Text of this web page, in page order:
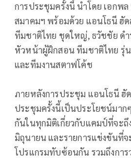
การประชุมครั้งนี้ นำโดย เอกพล
สมาคมฯ พร้อมด้วย แอนโธนี ฮั
ทีมชาติไทย ชุดใหญ่, ธวัชชัย ดำ
หัวหน้าผู้ฝึกสอน ทีมชาติไทย รุ่น
และทีมงานสตาฟโค้ช
ภายหลังการประชุม แอนโธนี ฮั
ประชุมครั้งนี้เป็นประโยชน์มาก
กันในทุกมิติเกี่ยวกับแคมป์ที่จะ
มิถุนายน และรายการแข่งขันที่จ
โปรแกรมทับซ้อนกัน รวมถึงการ